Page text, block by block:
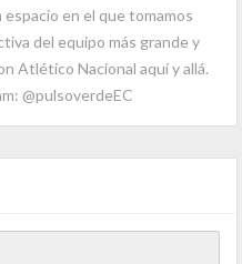
en el que tomamos
del equipo más grande y
Atlético Nacional aquí y allá.
@pulsoverdeEC